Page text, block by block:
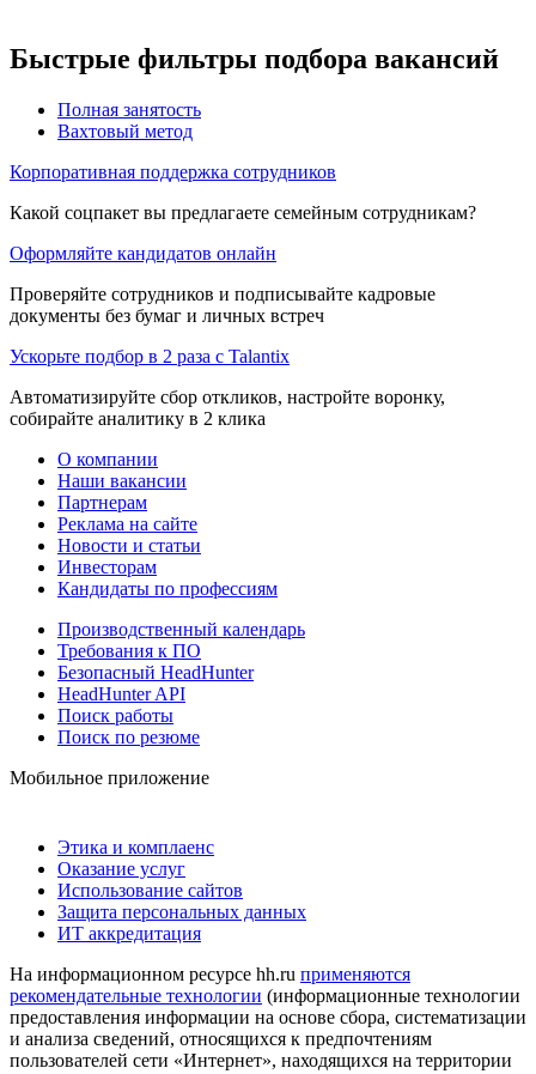
Быстрые фильтры подбора вакансий
Полная занятость
Вахтовый метод
Корпоративная поддержка сотрудников
Какой соцпакет вы предлагаете семейным сотрудникам?
Оформляйте кандидатов онлайн
Проверяйте сотрудников и подписывайте кадровые
документы без бумаг и личных встреч
Ускорьте подбор в 2 раза с Talantix
Автоматизируйте сбор откликов, настройте воронку,
собирайте аналитику в 2 клика
О компании
Наши вакансии
Партнерам
Реклама на сайте
Новости и статьи
Инвесторам
Кандидаты по профессиям
Производственный календарь
Требования к ПО
Безопасный HeadHunter
HeadHunter API
Поиск работы
Поиск по резюме
Мобильное приложение
Этика и комплаенс
Оказание услуг
Использование сайтов
Защита персональных данных
ИТ аккредитация
На информационном ресурсе hh.ru применяются
рекомендательные технологии (информационные технологии
предоставления информации на основе сбора, систематизации
и анализа сведений, относящихся к предпочтениям
пользователей сети «Интернет», находящихся на территории